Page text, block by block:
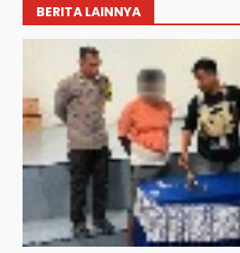
BERITA LAINNYA